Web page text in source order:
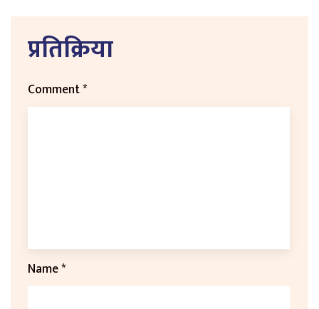
प्रतिक्रिया
Comment*
Name*